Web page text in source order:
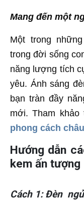
Mang đến một
Một trong
trong đời sống
năng lượng tích
yêu. Ánh sáng
bạn tràn đầy
mới. Tham khảo
phong cách
Hướng dẫn
kem ấn tượng
Cách 1: Đèn